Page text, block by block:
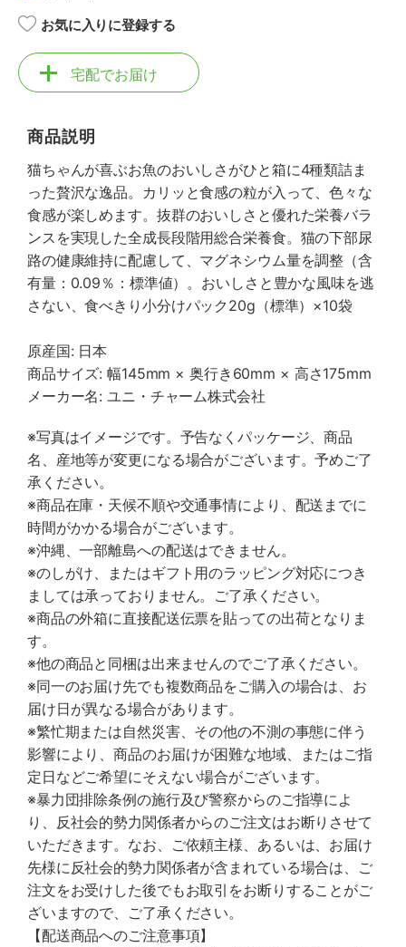
お気に入りに登録する
宅配でお届け
商品説明
猫ちゃんが喜ぶお魚のおいしさがひと箱に4種類詰ま
った贅沢な逸品。カリッと食感の粒が入って、色々な
食感が楽しめます。抜群のおいしさと優れた栄養バラ
ンスを実現した全成長段階用総合栄養食。猫の下部尿
路の健康維持に配慮して、マグネシウム量を調整（含
有量：0.09％：標準値）。おいしさと豊かな風味を逃
さない、食べきり小分けパック20g（標準）×10袋
原産国: 日本
商品サイズ: 幅145mm × 奥行き60mm × 高さ175mm
メーカー名: ユニ・チャーム株式会社
※写真はイメージです。予告なくパッケージ、商品
名、産地等が変更になる場合がございます。予めご了
承ください。
※商品在庫・天候不順や交通事情により、配送までに
時間がかかる場合がございます。
※沖縄、一部離島への配送はできません。
※のしがけ、またはギフト用のラッピング対応につき
ましては承っておりません。ご了承ください。
※商品の外箱に直接配送伝票を貼っての出荷となりま
す。
※他の商品と同梱は出来ませんのでご了承ください。
※同一のお届け先でも複数商品をご購入の場合は、お
届け日が異なる場合があります。
※繁忙期または自然災害、その他の不測の事態に伴う
影響により、商品のお届けが困難な地域、またはご指
定日などご希望にそえない場合がございます。
※暴力団排除条例の施行及び警察からのご指導によ
り、反社会的勢力関係者からのご注文はお断りさせて
いただきます。なお、ご依頼主様、あるいは、お届け
先様に反社会的勢力関係者が含まれている場合は、ご
注文をお受けした後でもお取引をお断りすることがご
ざいますので、ご了承ください。
【配送商品へのご注意事項】